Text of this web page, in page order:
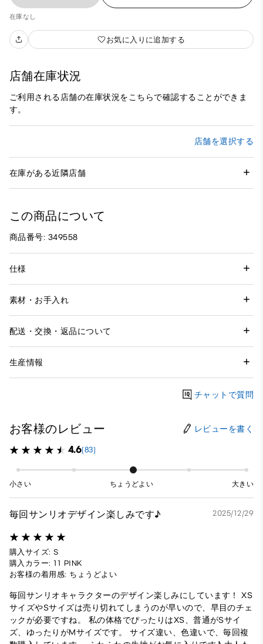
在庫なし
お気に入りに追加する
店舗在庫状況
ご利用される店舗の在庫状況をこちらで確認することができま
す。
店舗を選択する
在庫がある近隣店舗
この商品について
商品番号: 349558
仕様
素材・お手入れ
配送・交換・返品について
生産情報
チャットで質問
お客様のレビュー レビューを書く
4.6(83)
小さい ちょうどよい 大きい
毎回サンリオデザイン楽しみです♪ 2025/12/29
購入サイズ: S
購入カラー: 11 PINK
お客様の着用感: ちょうどよい
毎回サンリオキャラクターのデザイン楽しみにしています！ XS
サイズやSサイズは売り切れてしまうのが早いので、早目のチェ
ックが必要ですね。 私の体格でぴったりはXS、普通がSサイ
ズ、ゆったりがMサイズです。 サイズ違い、色違いで、毎回複